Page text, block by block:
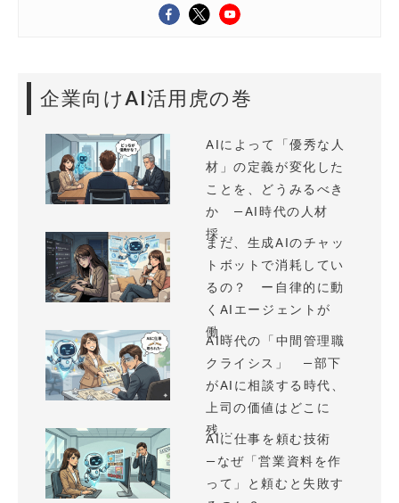
企業向けAI活用虎の巻
AIによって「優秀な人
材」の定義が変化した
ことを、どうみるべき
か —AI時代の人材
採...
まだ、生成AIのチャッ
トボットで消耗してい
るの？ ー自律的に動
くAIエージェントが
働...
AI時代の「中間管理職
クライシス」 —部下
がAIに相談する時代、
上司の価値はどこに
残...
AIに仕事を頼む技術
—なぜ「営業資料を作
って」と頼むと失敗す